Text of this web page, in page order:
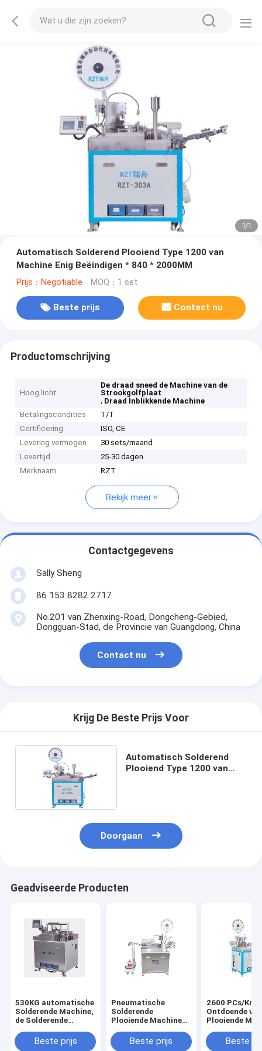
1/1
Automatisch Solderend Plooiend Type 1200 van
Machine Enig Beëindigen * 840 * 2000MM
Prijs：Negotiable MOQ：1 set
Beste prijs Contact nu
Productomschrijving
Hoog licht
De draad sneed de Machine van de
Strookgolfplaat
, Draad Inblikkende Machine
Betalingscondities
T/T
Certificering
ISO, CE
Levering vermogen
30 sets/maand
Levertijd
25-30 dagen
Merknaam
RZT
Bekijk meer
Contactgegevens
Sally Sheng
86 153 8282 2717
No.201 van Zhenxing-Road, Dongcheng-Gebied,
Dongguan-Stad, de Provincie van Guangdong, China
Contact nu
Krijg De Beste Prijs Voor
Automatisch Solderend
Plooiend Type 1200 van
Doorgaan
Geadviseerde Producten
530KG automatische
Solderende Machine,
de Solderende
rendementkabel
Beste prijs
Pneumatische
Solderende
Plooiende Machine
faseert AC220V
Beste prijs
2600 PCs/
Ontdoende
Plooiende
Automatische
Beste